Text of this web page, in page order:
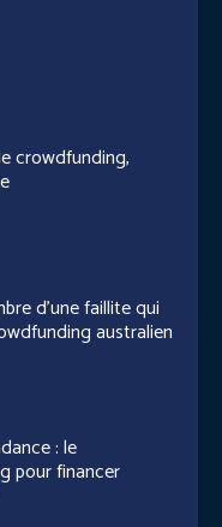
crowdfunding,
d’une faillite qui
australien
: le
pour financer